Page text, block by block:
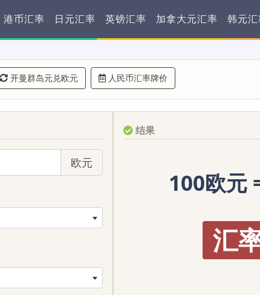
港币汇率 日元汇率 英镑汇率 加拿大元汇率 韩元
开曼群岛元兑欧元 人民币汇率牌价
欧元
结果
100欧元
汇